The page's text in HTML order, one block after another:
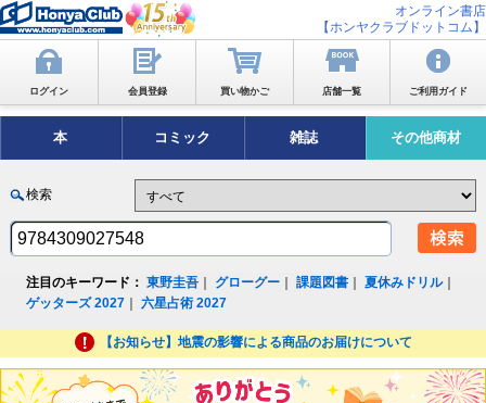
オンライン書店
【ホンヤクラブドットコム】
ログイン 会員登録 買い物かご 店舗一覧 ご利用ガイド
本 コミック 雑誌 その他商材
検索
注目のキーワード： 東野圭吾 グローグー ｜課題図書 ｜夏休みドリル｜
ゲッターズ 2027 ｜六星占術 2027
【お知らせ】地震の影響による商品のお届けについて